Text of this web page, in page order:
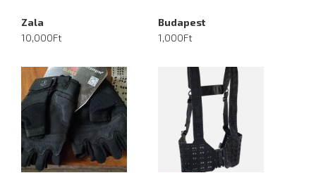
Zala
10,000Ft
Budapest
1,000Ft